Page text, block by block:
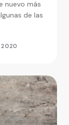
nuevo más
de las
2020